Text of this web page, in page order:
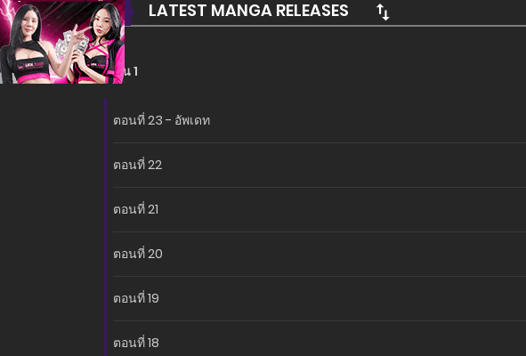
LATEST MANGA RELEASES
ซีซั่น 1
ตอนที่ 23 - อัพเดท
ตอนที่ 22
ตอนที่ 21
ตอนที่ 20
ตอนที่ 19
ตอนที่ 18